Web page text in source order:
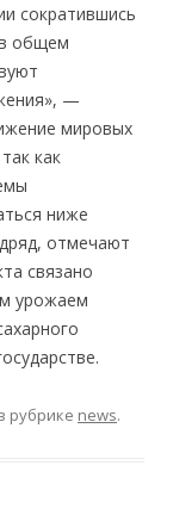
сократившись
общем
—
мировых
как
ниже
отмечают
связано
урожаем
рубрике news.